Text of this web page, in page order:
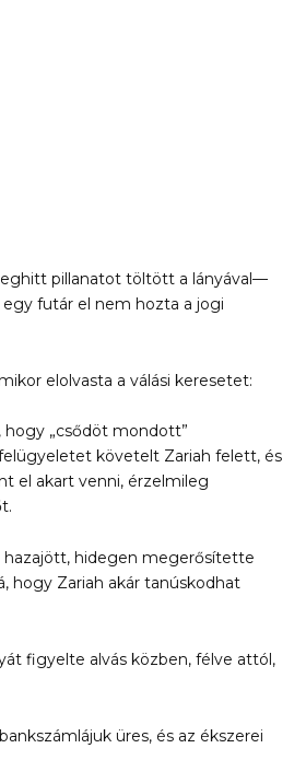
pillanatot töltött a lányával—
futár el nem hozta a jogi
elolvasta a válási keresetet:
hogy „csődöt mondott”
követelt Zariah felett, és
el akart venni, érzelmileg
hazajött, hidegen megerősítette
hogy Zariah akár tanúskodhat
figyelte alvás közben, félve attól,
üres, és az ékszerei